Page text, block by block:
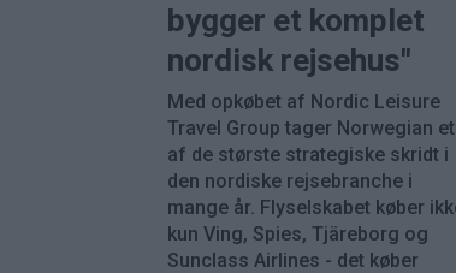
bygger et komplet
nordisk rejsehus"
Med opkøbet af Nordic Leisure
Travel Group tager Norwegian et
af de største strategiske skridt i
den nordiske rejsebranche i
mange år. Flyselskabet køber
kun Ving, Spies, Tjäreborg og
Sunclass Airlines - det køber